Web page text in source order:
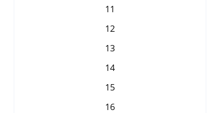
11
12
13
14
15
16